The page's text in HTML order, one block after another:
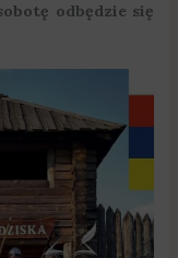
odbędzie się